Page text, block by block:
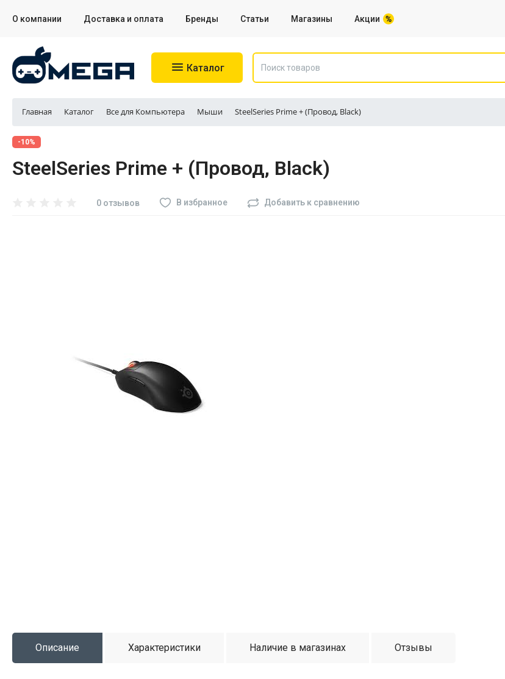
О компании Доставка и оплата Бренды Статьи Магазины Акции
Каталог
Игровые приставки Игры на Sony PS5
Аксессуары для приставок
Аксессуары для Sony PS5
Все для Компьютера
Веб камеры
Главная Каталог Все для Компьютера Мыши SteelSeries Prime + (Провод, Black)
-10%
SteelSeries Prime + (Провод, Black)
0 отзывов В избранное Добавить к сравнению
Описание Характеристики Наличие в магазинах Отзывы